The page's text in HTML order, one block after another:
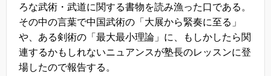
ろな武術・武道に関する書物を読み漁った口である。
その中の言葉で中国武術の「大展から緊奏に至る」
や、ある剣術の「最大最小理論」に、もしかしたら関
連するかもしれないニュアンスが塾長のレッスンに登
場したので報告する。